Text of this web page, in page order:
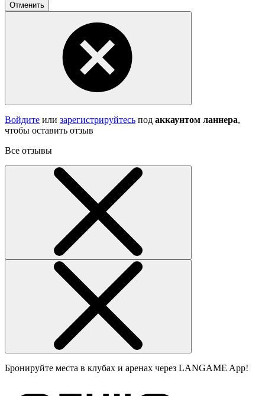
Отменить
Войдите или зарегистрируйтесь под аккаунтом ланнера,
чтобы оставить отзыв
Все отзывы
Бронируйте места в клубах и аренах через LANGAME App!